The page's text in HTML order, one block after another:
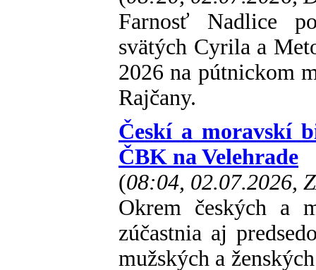
Farnosť Nadlice
svätých Cyrila a
2026 na pútnickom
Rajčany.
Českí a moravskí
ČBK na Velehrade
(08:04, 02.07.2026,
Okrem českých a
zúčastnia aj
mužských a